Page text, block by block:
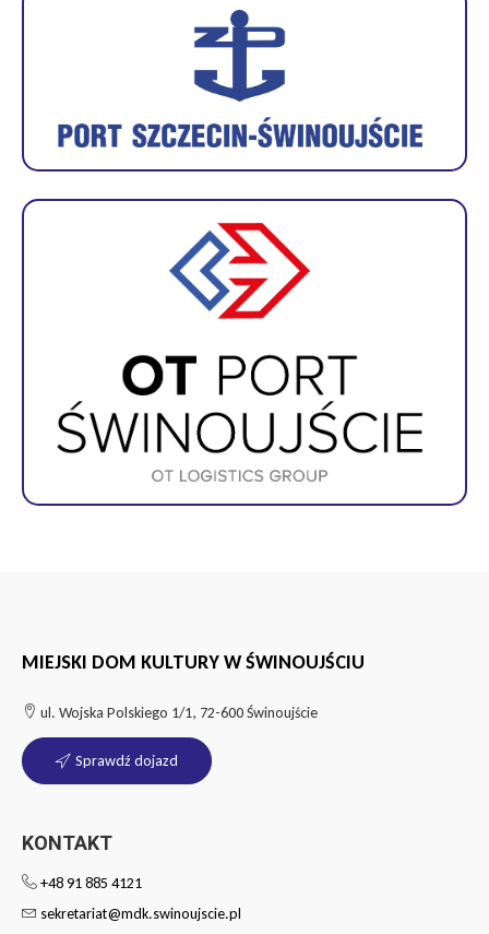
MIEJSKI DOM KULTURY W ŚWINOUJŚCIU
ul. Wojska Polskiego 1/1, 72-600 Świnoujście
Sprawdź dojazd
KONTAKT
+48 91 885 4121
sekretariat@mdk.swinoujscie.pl